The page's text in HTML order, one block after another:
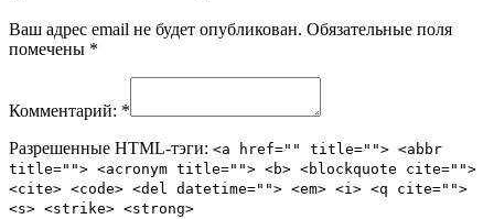
Ваш адрес email не будет опубликован. Обязательные поля
помечены *
Комментарий: *
Разрешенные HTML-тэги: <a href="" title=""> <abbr
title=""> <acronym title=""> <b> <blockquote cite="">
<cite> <code> <del datetime=""> <em> <i> <q cite="">
<s> <strike> <strong>